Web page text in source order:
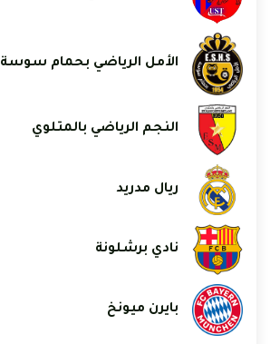
الأمل الرياضي بحمام سوسة
النجم الرياضي بالمتلوي
ريال مدريد
نادي برشلونة
بايرن ميونخ